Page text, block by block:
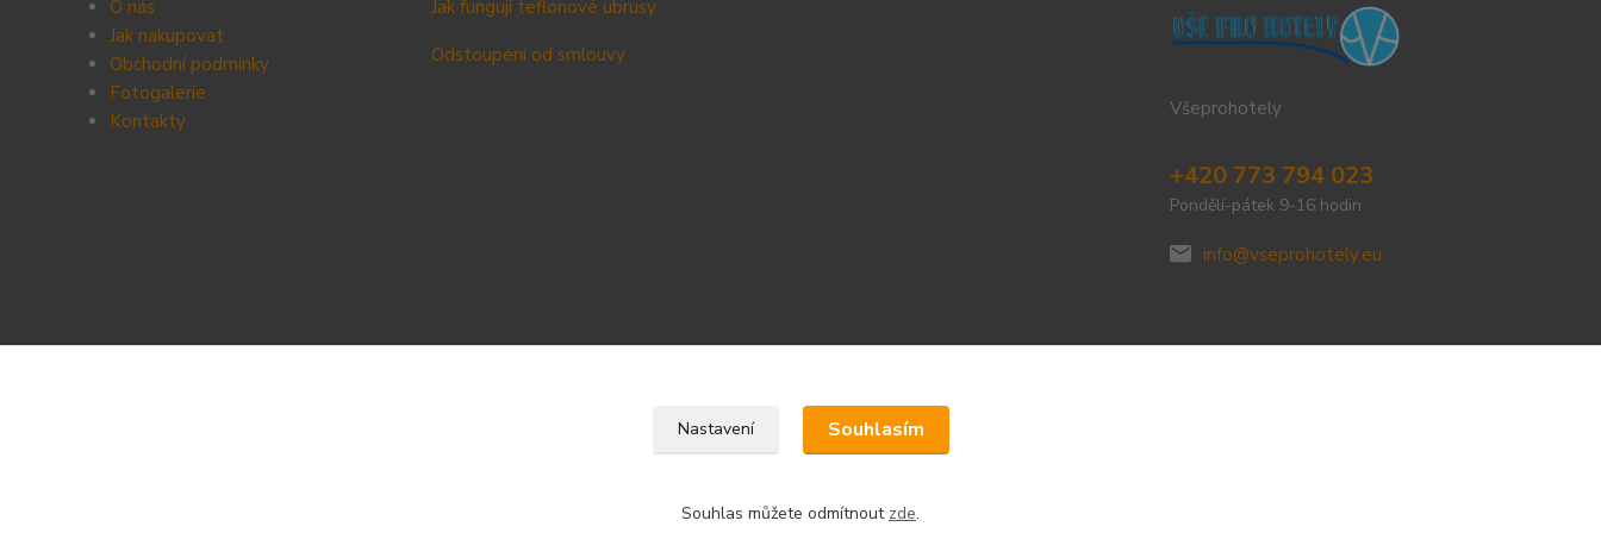
O nás
Jak nakupovat
Obchodní podmínky
Fotogalerie
Kontakty
Jak fungují teflonové ubrusy
Odstoupení od smlouvy
Všeprohotely
+420 773 794 023
Pondělí-pátek 9-16 hodin
info@vseprohotely.eu
Upravit sběr cookies.
Nastavení Souhlasím
Souhlas můžete odmítnout zde.